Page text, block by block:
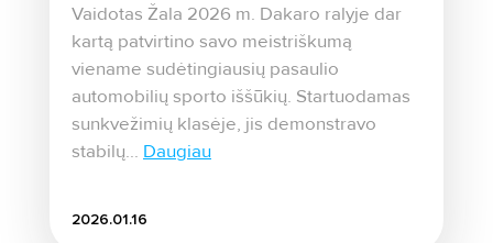
Vaidotas Žala 2026 m. Dakaro ralyje dar
kartą patvirtino savo meistriškumą
viename sudėtingiausių pasaulio
automobilių sporto iššūkių. Startuodamas
sunkvežimių klasėje, jis demonstravo
stabilų... Daugiau
2026.01.16